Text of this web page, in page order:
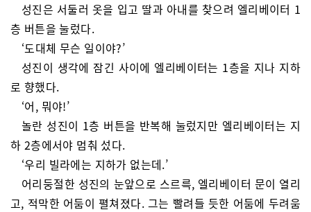
성진은 서둘러 옷을 입고 딸과 아내를 찾으려 엘리베이터 1
층 버튼을 눌렀다.
‘도대체 무슨 일이야?’
성진이 생각에 잠긴 사이에 엘리베이터는 1층을 지나 지하
로 향했다.
‘어, 뭐야!’
놀란 성진이 1층 버튼을 반복해 눌렀지만 엘리베이터는 지
하 2층에서야 멈춰 섰다.
‘우리 빌라에는 지하가 없는데.’
어리둥절한 성진의 눈앞으로 스르륵, 엘리베이터 문이 열리
고, 적막한 어둠이 펼쳐졌다. 그는 빨려들 듯한 어둠에 두려움